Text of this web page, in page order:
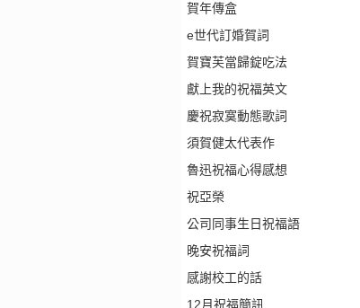
賀年傳盒
e世代訂婚賀詞
賀寶芙當歸錠吃法
獻上我的祝福英文
慶祝寂寞動態歌詞
須賀健太代表作
魯迅祝福心得感想
祝亞榮
公司同事生日祝福語
晚安祝福詞
感謝校工的話
12月祝福簡訊